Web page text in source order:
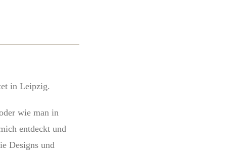
in Leipzig.
wie man in
entdeckt und
Designs und